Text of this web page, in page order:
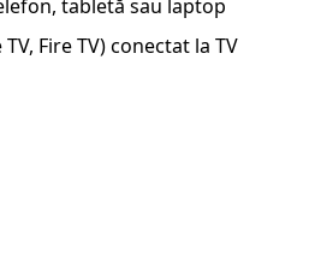
tabletă sau laptop
Fire TV) conectat la TV